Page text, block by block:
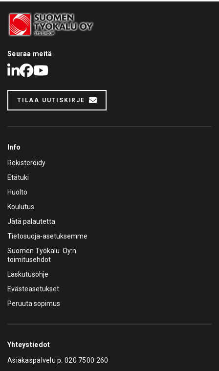
Seuraa meitä
LinkedIn
Facebook
Youtube
TILAA UUTISKIRJE
Info
Rekisteröidy
Etätuki
Huolto
Koulutus
Jätä palautetta
Tietosuoja-asetuksemme
Suomen Työkalu Oy:n
toimitusehdot
Laskutusohje
Evästeasetukset
Peruuta sopimus
Yhteystiedot
Asiakaspalvelu p.020 7500 260